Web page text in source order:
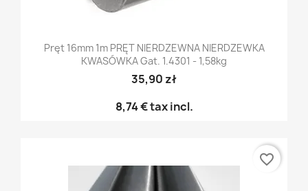
Pręt 16mm 1m PRĘT NIERDZEWNA NIERDZEWKA
KWASÓWKA Gat. 1.4301 - 1,58kg
35,90 zł
8,74 €tax incl.
favorite_border